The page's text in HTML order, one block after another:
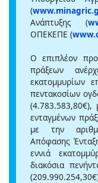
(
Ανάπτυξης (
ΟΠΕΚΕΠΕ (
Ο επιπλέον
πράξεων
εκατομμυρίων
πεντακοσίων
(4.783.583,80€),
ενταγμένων
με την
Απόφασης
εννιά
διακόσια